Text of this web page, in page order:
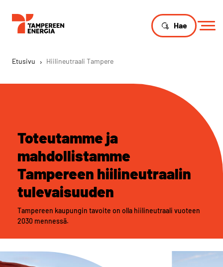
Hae
Etusivu › Hiilineutraali Tampere
Toteutamme ja
mahdollistamme
Tampereen hiilineutraalin
tulevaisuuden
Tampereen kaupungin tavoite on olla hiilineutraali vuoteen
2030 mennessä.